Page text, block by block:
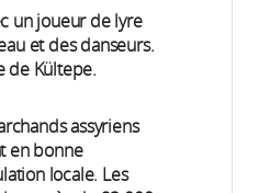
un joueur de lyre
et des danseurs.
de Kültepe.
assyriens
en bonne
locale. Les